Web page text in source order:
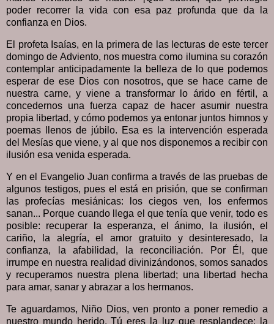
poder recorrer la vida con esa paz profunda que da la
confianza en Dios.
El profeta Isaías, en la primera de las lecturas de este tercer
domingo de Adviento, nos muestra como ilumina su corazón
contemplar anticipadamente la belleza de lo que podemos
esperar de ese Dios con nosotros, que se hace carne de
nuestra carne, y viene a transformar lo árido en fértil, a
concedernos una fuerza capaz de hacer asumir nuestra
propia libertad, y cómo podemos ya entonar juntos himnos y
poemas llenos de júbilo. Esa es la intervención esperada
del Mesías que viene, y al que nos disponemos a recibir con
ilusión esa venida esperada.
Y en el Evangelio Juan confirma a través de las pruebas de
algunos testigos, pues el está en prisión, que se confirman
las profecías mesiánicas: los ciegos ven, los enfermos
sanan... Porque cuando llega el que tenía que venir, todo es
posible: recuperar la esperanza, el ánimo, la ilusión, el
cariño, la alegría, el amor gratuito y desinteresado, la
confianza, la afabilidad, la reconciliación. Por Él, que
irrumpe en nuestra realidad divinizándonos, somos sanados
y recuperamos nuestra plena libertad; una libertad hecha
para amar, sanar y abrazar a los hermanos.
Te aguardamos, Niño Dios, ven pronto a poner remedio a
nuestro mundo herido. Tú eres la luz que resplandece; la